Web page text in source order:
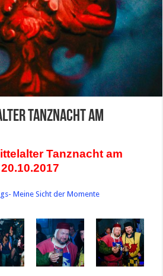
Tanznacht am
Tanznacht am
20.10.2017
Meine Sicht der Momente